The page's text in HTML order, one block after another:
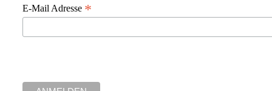
E-Mail Adresse *